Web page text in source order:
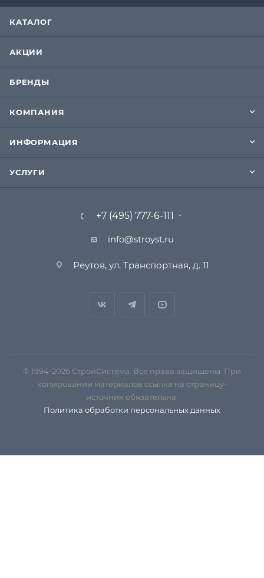
КАТАЛОГ
АКЦИИ
БРЕНДЫ
КОМПАНИЯ
ИНФОРМАЦИЯ
УСЛУГИ
+7 (495) 777-6-111
info@stroyst.ru
Реутов, ул. Транспортная, д. 11
© 1994-2026 СтройСистема. Все права защищены. При
копировании материалов ссылка на страницу-
источник обязательна.
Политика обработки персональных данных